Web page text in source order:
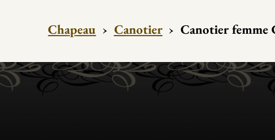
Chapeau › Canotier › Canotier femme